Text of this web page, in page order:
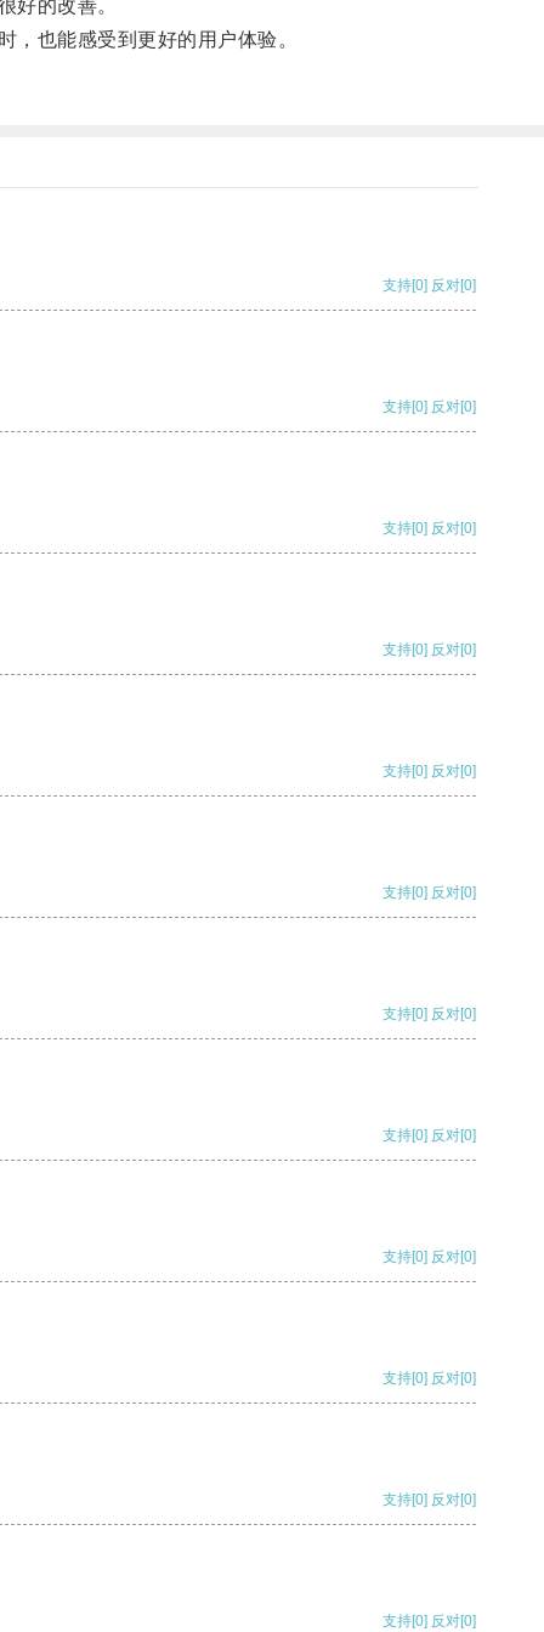
的改善。
也能感受到更好的用户体验。
支持[0] 反对[0]
支持[0] 反对[0]
支持[0] 反对[0]
支持[0] 反对[0]
支持[0] 反对[0]
支持[0] 反对[0]
支持[0] 反对[0]
支持[0] 反对[0]
支持[0] 反对[0]
支持[0] 反对[0]
支持[0] 反对[0]
支持[0] 反对[0]